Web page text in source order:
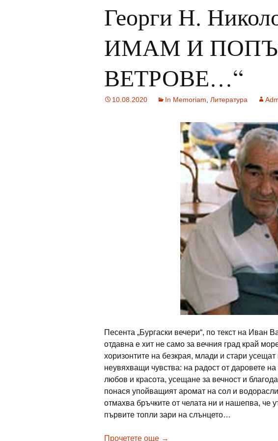
Георги Н.
ИМАМ И
ВЕТРОВЕ…“
10.08.2020 In Memoriam Литература
Песента „Бургаски вечери“, по текст на Иван
отдавна е хит не само за вечния град край
хоризонтите на безкрая, млади и стари усещат
неувяхващи чувства: на радост от даровете
любов и красота, усещане за вечност и
понася упойващият аромат на сол и
отмахва бръчките от челата ни и нашепва, че
първите топли зари на слънцето…
Прочетете още Георги Н. Николов – „ЩЕ
→